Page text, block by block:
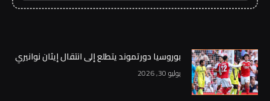
بوروسيا دورتموند يتطلع إلى انتقال إيثان نوانيري
يوليو 30, 2026